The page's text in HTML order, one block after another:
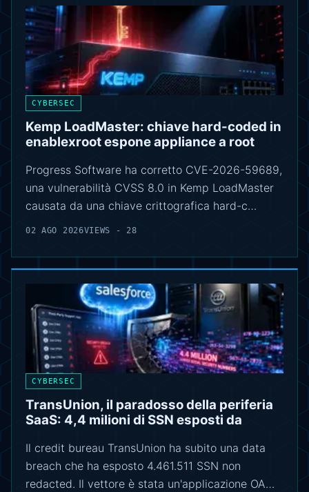
CYBERSEC
Kemp LoadMaster: chiave hard-coded in
enablexroot espone appliance a root
Progress Software ha corretto CVE-2026-59689,
una vulnerabilità CVSS 8.0 in Kemp LoadMaster
causata da una chiave crittografica hard-c…
02 AGO 2026VIEWS - 28
CYBERSEC
TransUnion, il paradosso della periferia
SaaS: 4,4 milioni di SSN esposti da
Il credit bureau TransUnion ha subito una data
breach che ha esposto 4.461.511 SSN non
redacted. Il vettore è stata un'applicazione OA…